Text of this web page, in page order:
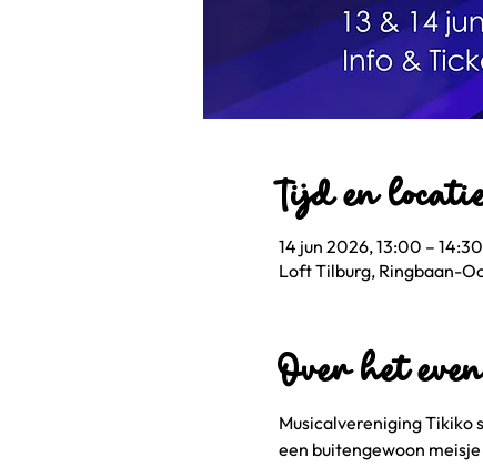
Tijd en
14 jun 2026, 13:00 – 14:30
Loft Tilburg, Ringbaan-
Over het
Musicalvereniging Tikiko
een buitengewoon